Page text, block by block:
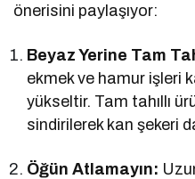
önerisini paylaşıyor:
Beyaz Yerine Tam
ekmek ve hamur işleri
yükseltir. Tam tahıllı
sindirilerek kan şekeri
Öğün Atlamayın: